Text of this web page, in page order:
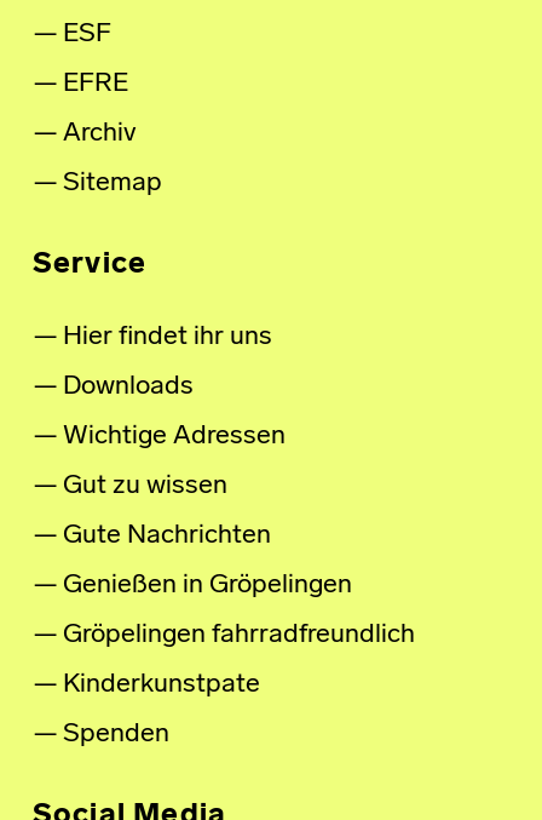
ESF
EFRE
Archiv
Sitemap
Service
Hier findet ihr uns
Downloads
Wichtige Adressen
Gut zu wissen
Gute Nachrichten
Genießen in Gröpelingen
Gröpelingen fahrradfreundlich
Kinderkunstpate
Spenden